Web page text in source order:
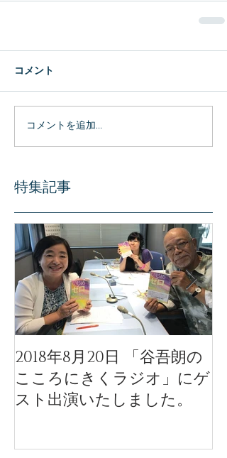
コメント
コメントを追加…
特集記事
2018年8月20日 「谷吾朗の
こころにきくラジオ」にゲ
スト出演いたしました。